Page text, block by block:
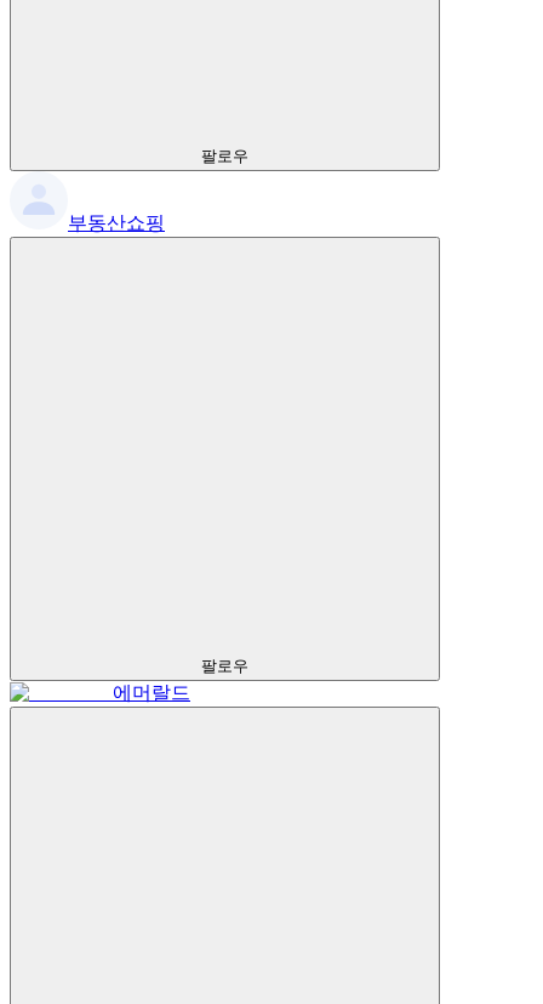
팔로우
부동산쇼핑
팔로우
에머랄드